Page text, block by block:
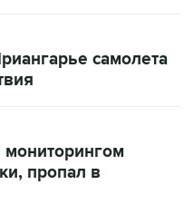
самолета
пропал в